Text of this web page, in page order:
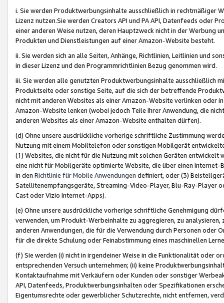
i. Sie werden Produktwerbungsinhalte ausschließlich in rechtmäßiger
Lizenz nutzen.Sie werden Creators API und PA API, Datenfeeds oder
einer anderen Weise nutzen, deren Hauptzweck nicht in der Werbung
Produkten und Dienstleistungen auf einer Amazon-Website besteht.
ii. Sie werden sich an alle Seiten, Anhänge, Richtlinien, Leitlinien und
in dieser Lizenz und den Programmrichtlinien Bezug genommen wird.
iii. Sie werden alle genutzten Produktwerbungsinhalte ausschließlich
Produktseite oder sonstige Seite, auf die sich der betreffende
nicht mit anderen Websites als einer Amazon-Website verlinken oder
Amazon-Website lenken (wobei jedoch Teile Ihrer Anwendung, die
anderen Websites als einer Amazon-Website enthalten dürfen).
(d) Ohne unsere ausdrückliche vorherige schriftliche Zustimmung
Nutzung mit einem Mobiltelefon oder sonstigen Mobilgerät
(1) Websites, die nicht für die Nutzung mit solchen Geräten
eine nicht für Mobilgeräte optimierte Website, die über einen
in den Richtlinie für Mobile Anwendungen definiert, oder (3)
Satellitenempfangsgeräte, Streaming-Video-Player, Blu-Ray-Player
Cast oder Vizio Internet-Apps).
(e) Ohne unsere ausdrückliche vorherige schriftliche Genehmigung
verwenden, um Produkt-Werbeinhalte zu aggregieren, zu
anderen Anwendungen, die für die Verwendung durch Personen
für die direkte Schulung oder Feinabstimmung eines maschinellen
(f) Sie werden (i) nicht in irgendeiner Weise in die Funktionalität oder
entsprechenden Versuch unternehmen; (ii) keine
Kontaktaufnahme mit Verkäufern oder Kunden oder sonstiger
API, Datenfeeds, Produktwerbungsinhalten oder Spezifikationen
Eigentumsrechte oder gewerblicher Schutzrechte, nicht entfernen,